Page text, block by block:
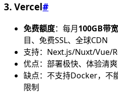
3. Vercel#
免费额度：每月100GB带宽
目、免费SSL、全球CDN
支持：Next.js/Nuxt/Vue/
优点：部署极快、体验清
缺点：不支持Docker，不
限制